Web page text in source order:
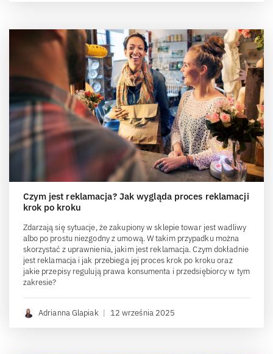
Czym jest reklamacja? Jak wygląda proces reklamacji
krok po kroku
Zdarzają się sytuacje, że zakupiony w sklepie towar jest wadliwy
albo po prostu niezgodny z umową. W takim przypadku można
skorzystać z uprawnienia, jakim jest reklamacja. Czym dokładnie
jest reklamacja i jak przebiega jej proces krok po kroku oraz
jakie przepisy regulują prawa konsumenta i przedsiębiorcy w tym
zakresie?
Adrianna Glapiak | 12 września 2025